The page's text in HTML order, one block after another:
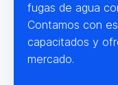
fugas de agua
Contamos con
capacitados y
mercado.